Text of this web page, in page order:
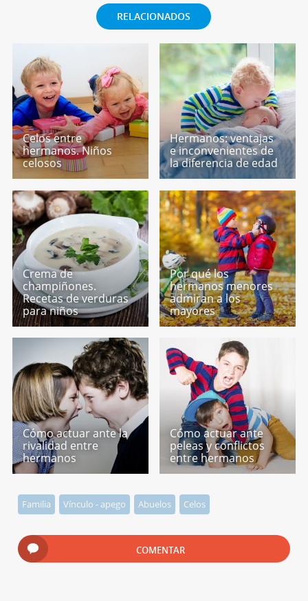
RELACIONADOS
Celos entre
hermanos. Niños
celosos
Hermanos: ventajas
e inconvenientes de
la diferencia de edad
Crema de
champiñones.
Recetas de verduras
para niños
Por qué los
hermanos menores
admiran a los
mayores
Cómo actuar ante la
rivalidad entre
hermanos
Cómo actuar ante
peleas y conflictos
entre hermanos
Familia Vínculo - apego Abuelos Celos
COMENTAR